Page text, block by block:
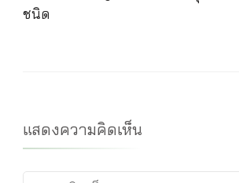
ชนิด
แสดงความคิดเห็น